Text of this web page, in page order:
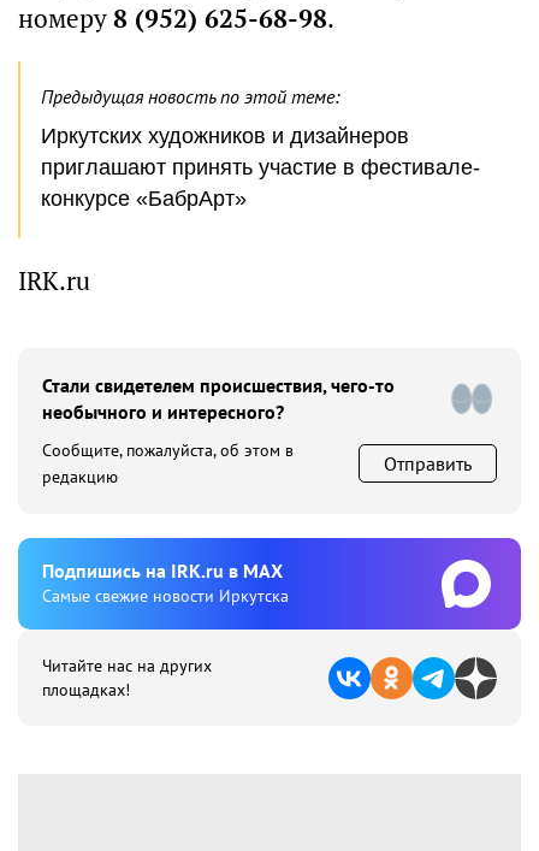
номеру8 (952) 625-68-98.
Предыдущая новость по этой теме:
Иркутских художников и дизайнеров
приглашают принять участие в фестивале-
конкурсе «БабрАрт»
IRK.ru
Стали свидетелем происшествия, чего-то
необычного и интересного?
Сообщите, пожалуйста, об этом в
редакцию
Отправить
Подпишиcь на IRK.ru в MAX
Cамые свежие новости Иркутска
Читайте нас на других
площадках!